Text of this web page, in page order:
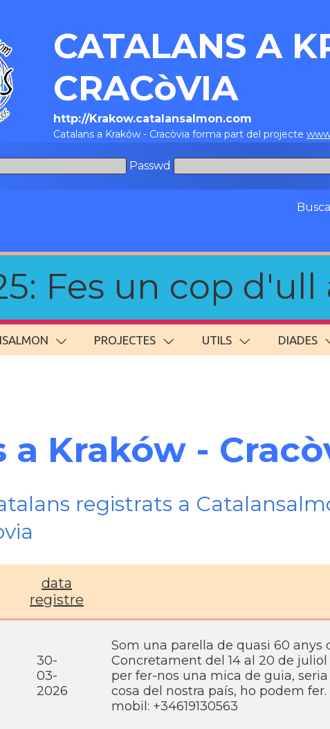
CATALANS A
CRACòVIA
http://Krakow.catalansalmon.com
Catalans a Kraków - Cracòvia forma part del projecte
Passwd
Fes un cop d'ull
PROJECTES UTILS DIADES
a Kraków -
registrats a
data
registre
30-
03-
2026
Som una parella de quasi 60
Concretament del 14 al 20 de
per fer-nos una mica de guia,
cosa del nostra país, ho podem
mobil: +34619130563